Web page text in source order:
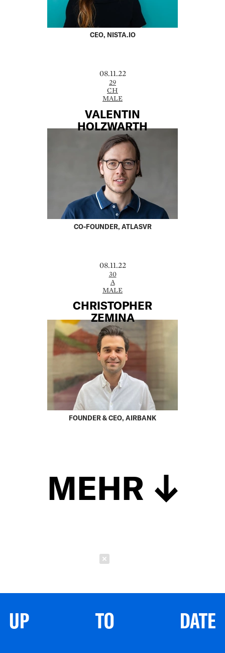
CEO, NISTA.IO
08.11.22
29
CH
MALE
VALENTIN
HOLZWARTH
CO-FOUNDER, ATLASVR
08.11.22
30
A
MALE
CHRISTOPHER
ZEMINA
FOUNDER & CEO, AIRBANK
MEHR
UP TO DATE